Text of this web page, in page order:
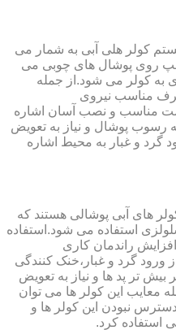
کولر هلی آبی به شمار می
روی پوشال های چوبی می
کولر می شود.از جمله
مناسب نیروی
مناسب و نصب آسان اشاره
رسوب پوشال و نیاز به تعویض
گرد و غبار به محیط اشاره
های آبی پوشالی هستند که
استفاده می شود.استفاده
راندمان کاری
گرد و غبار،خنک کنندگی
تر پد ها و نیاز به تعویض
معایب این کولر ها می توان
دسترس نبودن این کولر ها و
استفاده کرد.